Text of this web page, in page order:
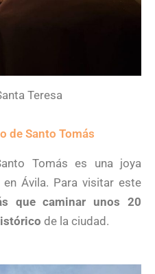
Teresa
de Santo Tomás
Tomás es una joya
Ávila. Para visitar este
que caminar unos 20
de la ciudad.